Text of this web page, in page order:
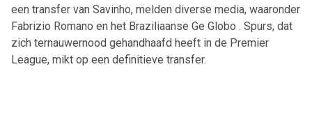
een transfer van Savinho, melden diverse media, waaronder
Fabrizio Romano en het Braziliaanse Ge Globo . Spurs, dat
zich ternauwernood gehandhaafd heeft in de Premier
League, mikt op een definitieve transfer.